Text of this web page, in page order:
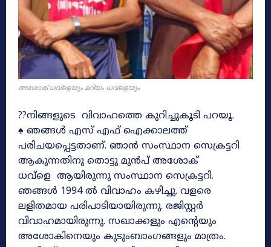
അശോക് ധവ്ളെയും മറിയം ധവ്ളെയും
??നിങ്ങളുടെ വിവാഹത്തെ കുറിച്ചുകൂടി പറയൂ.
♠ ഞങ്ങൾ എസ് എഫ് ഐക്കാലത്ത്
പരിചയപ്പെട്ടതാണ്. ഞാൻ സംസ്ഥാന സെക്രട്ടറി
ആകുന്നതിനു തൊട്ടു മുൻപ് അശോക്
ധവ്ളെ ആയിരുന്നു സംസ്ഥാന സെക്രട്ടറി.
ഞങ്ങൾ 1994 ൽ വിവാഹം കഴിച്ചു. വളരെ
ലളിതമായ പരിപാടിയായിരുന്നു. രജിസ്റ്റർ
വിവാഹമായിരുന്നു. സഖാക്കളും എന്റെയും
അശോകിനെയും കുടുംബാംഗങ്ങളും മാത്രം.